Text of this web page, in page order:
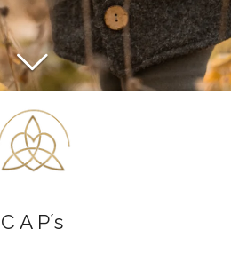
C A P´s